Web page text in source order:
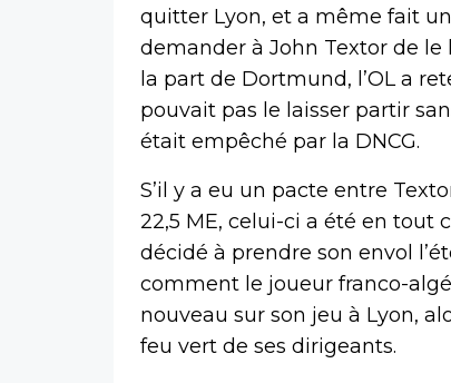
quitter Lyon, et a même fait
demander à John Textor de le
la part de Dortmund, l’OL a
pouvait pas le laisser partir
était empêché par la DNCG.
S’il y a eu un pacte entre
22,5 ME, celui-ci a été en tout
décidé à prendre son envol
comment le joueur franco-
nouveau sur son jeu à Lyon,
feu vert de ses dirigeants.